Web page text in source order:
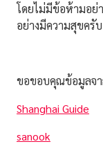
โดยไม่มีข้อห้ามอย่
อย่างมีความสุขครับ
ขอขอบคุณข้อมูลจ
Shanghai Guide
sanook